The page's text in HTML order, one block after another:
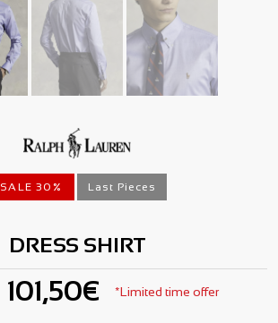
SALE 30% Last Pieces
DRESS SHIRT
101,50€ *Limited time offer